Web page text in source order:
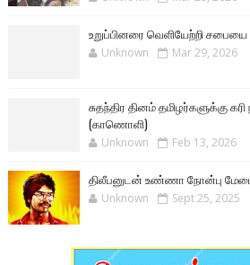
உறுப்பினரை வெளியேற்றி சபையை
Unknown Mar 29, 2026
சுதந்திர தினம் தமிழர்களுக்கு
(காணொளி)
Unknown Feb 13, 2026
திலீபனுடன் உண்ணா நோன்பு
Unknown Sept 25, 2025